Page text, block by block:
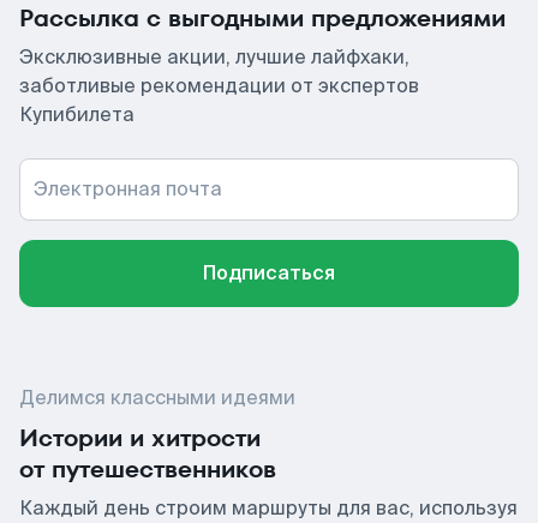
Рассылка с выгодными предложениями
Эксклюзивные акции, лучшие лайфхаки,
заботливые рекомендации от экспертов
Купибилета
Электронная почта
Подписаться
Делимся классными идеями
Истории и хитрости
от путешественников
Каждый день строим маршруты для вас, используя